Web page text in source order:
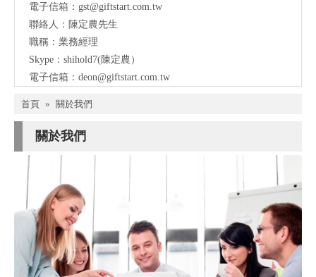
電子信箱： gst@giftstart.com.tw
聯絡人：陳定農先生
職稱：業務經理
Skype：shihold7(陳定農）
電子信箱： deon@giftstart.com.tw
首頁 » 關於我們
關於我們